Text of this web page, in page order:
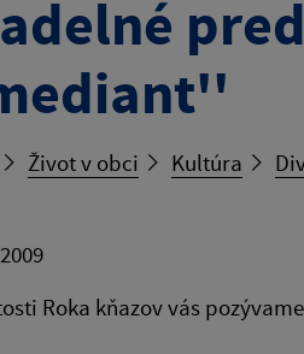
Život v obci Kultúra
Roka kňazov vás